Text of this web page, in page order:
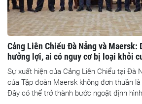
Cảng Liên Chiểu Đà Nẵng và Maersk:
hưởng lợi, ai có nguy cơ bị loại khỏi
Sự xuất hiện của Cảng Liên Chiểu tại Đà
của Tập đoàn Maersk không đơn thuần
Đây có thể trở thành bước ngoặt định